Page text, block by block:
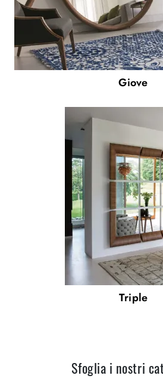
Giove
Triple
Sfoglia i nostri